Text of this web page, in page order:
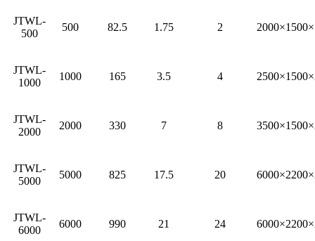
JTWL-
500
500 82.5 1.75 2
JTWL-
1000
1000 165 3.5 4
JTWL-
2000
2000 330 7 8
JTWL-
5000
5000 825 17.5 20
JTWL-
6000
6000 990 21 24